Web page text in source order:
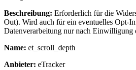
Beschreibung: Erforderlich für die
Out). Wird auch für ein eventuelles Opt-
Datenverarbeitung nur nach Einwilligung
Name: et_scroll_depth
Anbieter: eTracker